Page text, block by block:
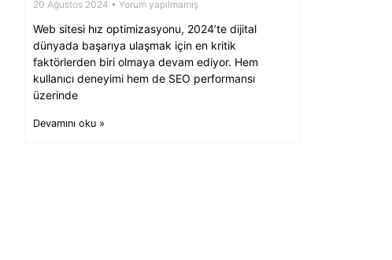
20 Ağustos 2024 Yorum yapılmamış
Web sitesi hız optimizasyonu, 2024’te dijital
dünyada başarıya ulaşmak için en kritik
faktörlerden biri olmaya devam ediyor. Hem
kullanıcı deneyimi hem de SEO performansı
üzerinde
Devamını oku »